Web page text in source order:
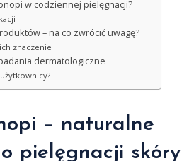
w codziennej pielęgnacji?
– na co zwrócić uwagę?
znaczenie
dermatologiczne
– naturalne
pielęgnacji skóry